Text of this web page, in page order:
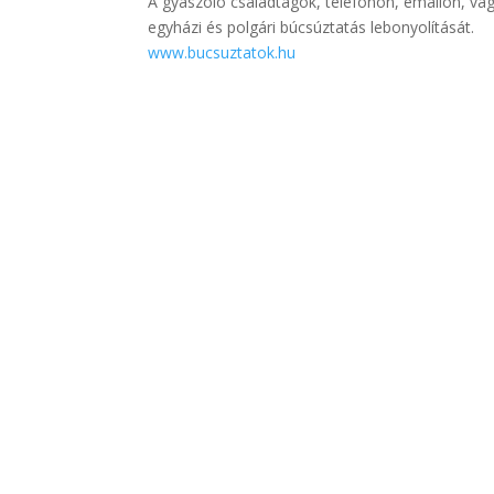
egyházi és polgári búcsúztatás lebonyolítását.
www.bucsuztatok.hu